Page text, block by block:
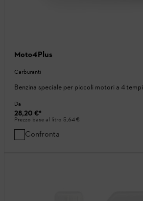
Moto4Plus
Carburanti
Benzina speciale per piccoli motori a 4 tempi
Da
28,20 €*
Prezzo base al litro 5,64 €
Confronta